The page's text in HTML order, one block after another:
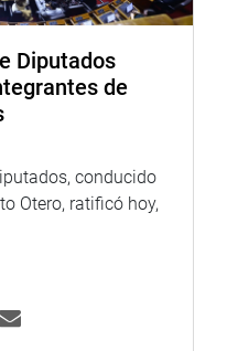
Diputados
de
conducido
Otero, ratificó hoy,